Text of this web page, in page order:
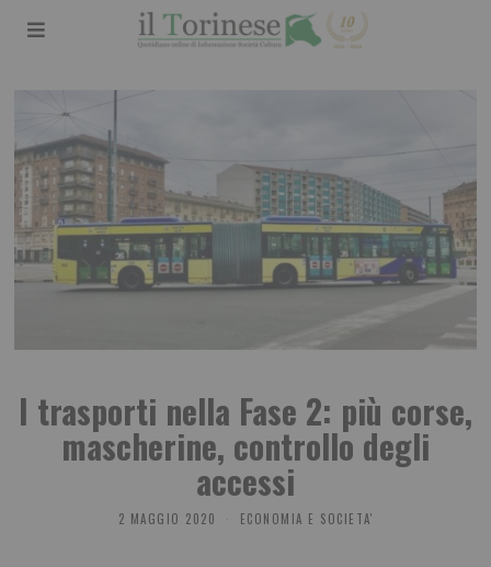
I trasporti nella Fase 2: più corse,
mascherine, controllo degli
accessi
2 MAGGIO 2020 ECONOMIA E SOCIETA'